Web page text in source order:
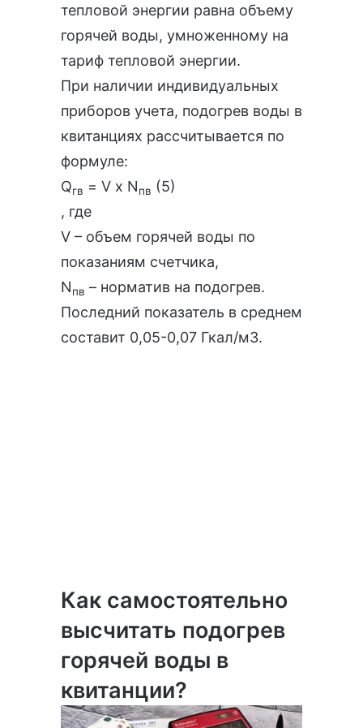
тепловой энергии равна объему
горячей воды, умноженному на
тариф тепловой энергии.
При наличии индивидуальных
приборов учета, подогрев воды в
квитанциях рассчитывается по
формуле:
Qгв = V х Nпв (5)
, где
V – объем горячей воды по
показаниям счетчика,
Nпв – норматив на подогрев.
Последний показатель в среднем
составит 0,05-0,07 Гкал/м3.
Как самостоятельно
высчитать подогрев
горячей воды в
квитанции?